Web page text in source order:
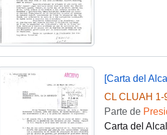
[Carta del
CL CLUAH 1-
Parte de
Carta del